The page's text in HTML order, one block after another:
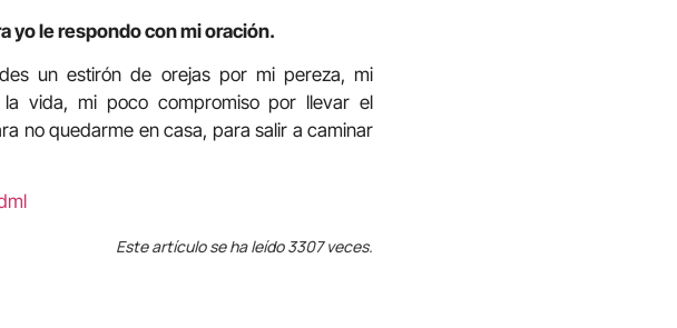
yo le respondo con mi oración.
un estirón de orejas por mi pereza, mi
vida, mi poco compromiso por llevar el
no quedarme en casa, para salir a caminar
Este artículo se ha leído 3307 veces.